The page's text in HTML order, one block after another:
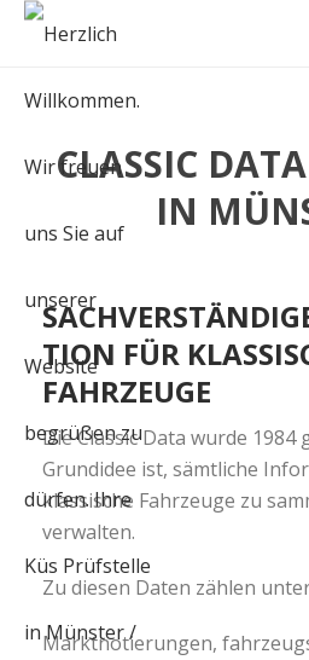
CLASSIC
IN
TION FÜR
FAHRZEUGE
Die Classic Data wurde 1984
Grundidee ist, sämtliche
klassische Fahrzeuge zu
verwalten.
Zu diesen Daten zählen
Marktnotierungen,